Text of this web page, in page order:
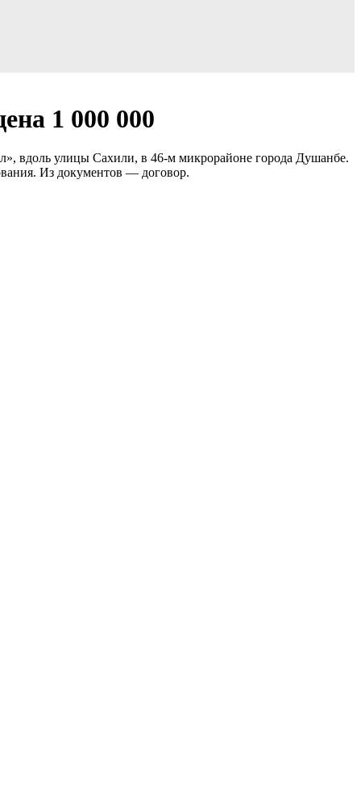
1 000 000
вдоль улицы Сахили, в 46-м микрорайоне города Душанбе.
Из документов — договор.